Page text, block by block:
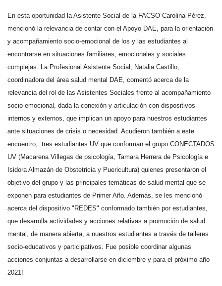
En esta oportunidad la Asistente Social de la FACSO Carolina Pérez,
mencionó la relevancia de contar con el Apoyo DAE, para la orientación
y acompañamiento socio-emocional de los y las estudiantes al
encontrarse en situaciones familiares, emocionales y sociales
complejas. La Profesional Asistente Social, Natalia Castillo,
coordinadora del área salud mental DAE, comentó acerca de la
relevancia del rol de las Asistentes Sociales frente al acompañamiento
socio-emocional, dada la conexión y articulación con dispositivos
internos y externos, que implican un apoyo para nuestros estudiantes
ante situaciones de crisis o necesidad. Acudieron también a este
encuentro, tres estudiantes UV que conforman el grupo CONECTADOS
UV (Macarena Villegas de psicología, Tamara Herrera de Psicología e
Isidora Almazán de Obstetricia y Puericultura) quienes presentaron el
objetivo del grupo y las principales temáticas de salud mental que se
exponen para estudiantes de Primer Año. Además, se les mencionó
acerca del dispositivo "REDES" conformado también por estudiantes,
que desarrolla actividades y acciones relativas a promoción de salud
mental, de manera abierta, a nuestros estudiantes a través de talleres
socio-educativos y participativos. Fue posible coordinar algunas
acciones conjuntas a desarrollarse en diciembre y para el próximo año
2021!